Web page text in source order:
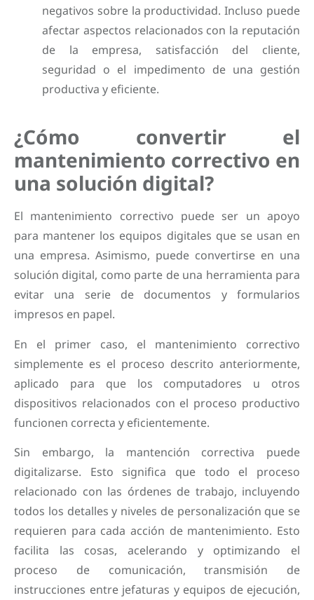
negativos sobre la productividad. Incluso puede
afectar aspectos relacionados con la reputación
de la empresa, satisfacción del cliente,
seguridad o el impedimento de una gestión
productiva y eficiente.
¿Cómo convertir el
mantenimiento correctivo en
una solución digital?
El mantenimiento correctivo puede ser un apoyo
para mantener los equipos digitales que se usan en
una empresa. Asimismo, puede convertirse en una
solución digital, como parte de una herramienta para
evitar una serie de documentos y formularios
impresos en papel.
En el primer caso, el mantenimiento correctivo
simplemente es el proceso descrito anteriormente,
aplicado para que los computadores u otros
dispositivos relacionados con el proceso productivo
funcionen correcta y eficientemente.
Sin embargo, la mantención correctiva puede
digitalizarse. Esto significa que todo el proceso
relacionado con las órdenes de trabajo, incluyendo
todos los detalles y niveles de personalización que se
requieren para cada acción de mantenimiento. Esto
facilita las cosas, acelerando y optimizando el
proceso de comunicación, transmisión de
instrucciones entre jefaturas y equipos de ejecución,